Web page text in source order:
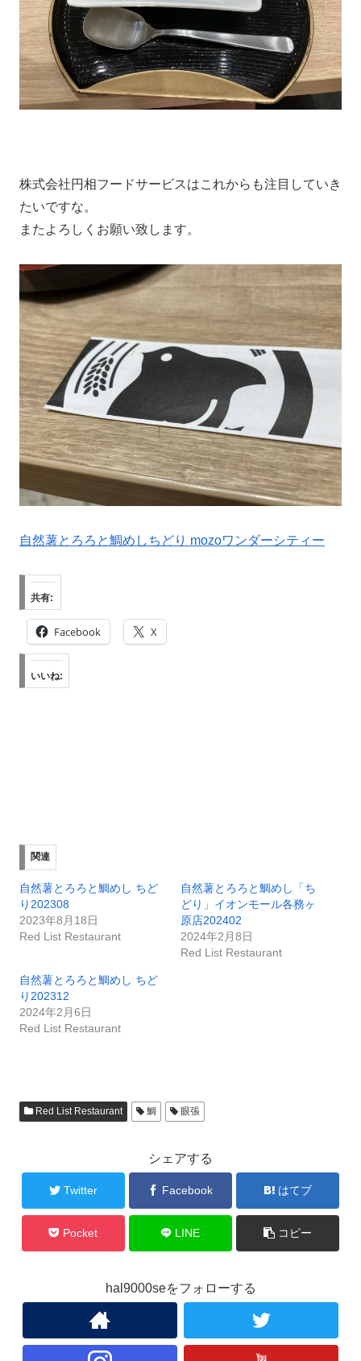
株式会社円相フードサービスはこれからも注目していき
たいですな。
またよろしくお願い致します。
自然薯とろろと鯛めしちどり mozoワンダーシティー
共有:
Facebook X
いいね:
関連
自然薯とろろと鯛めし ちど
り202308
2023年8月18日
Red List Restaurant
自然薯とろろと鯛めし「ち
どり」イオンモール各務ヶ
原店202402
2024年2月8日
Red List Restaurant
自然薯とろろと鯛めし ちど
り202312
2024年2月6日
Red List Restaurant
Red List Restaurant 鯛 眼張
シェアする
Twitter Facebook はてブ
Pocket LINE コピー
hal9000seをフォローする